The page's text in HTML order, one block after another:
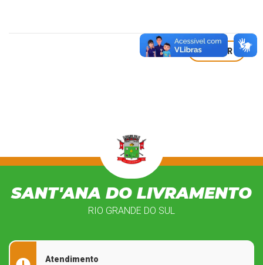
VOLTAR
SANT'ANA DO LIVRAMENTO
RIO GRANDE DO SUL
Atendimento